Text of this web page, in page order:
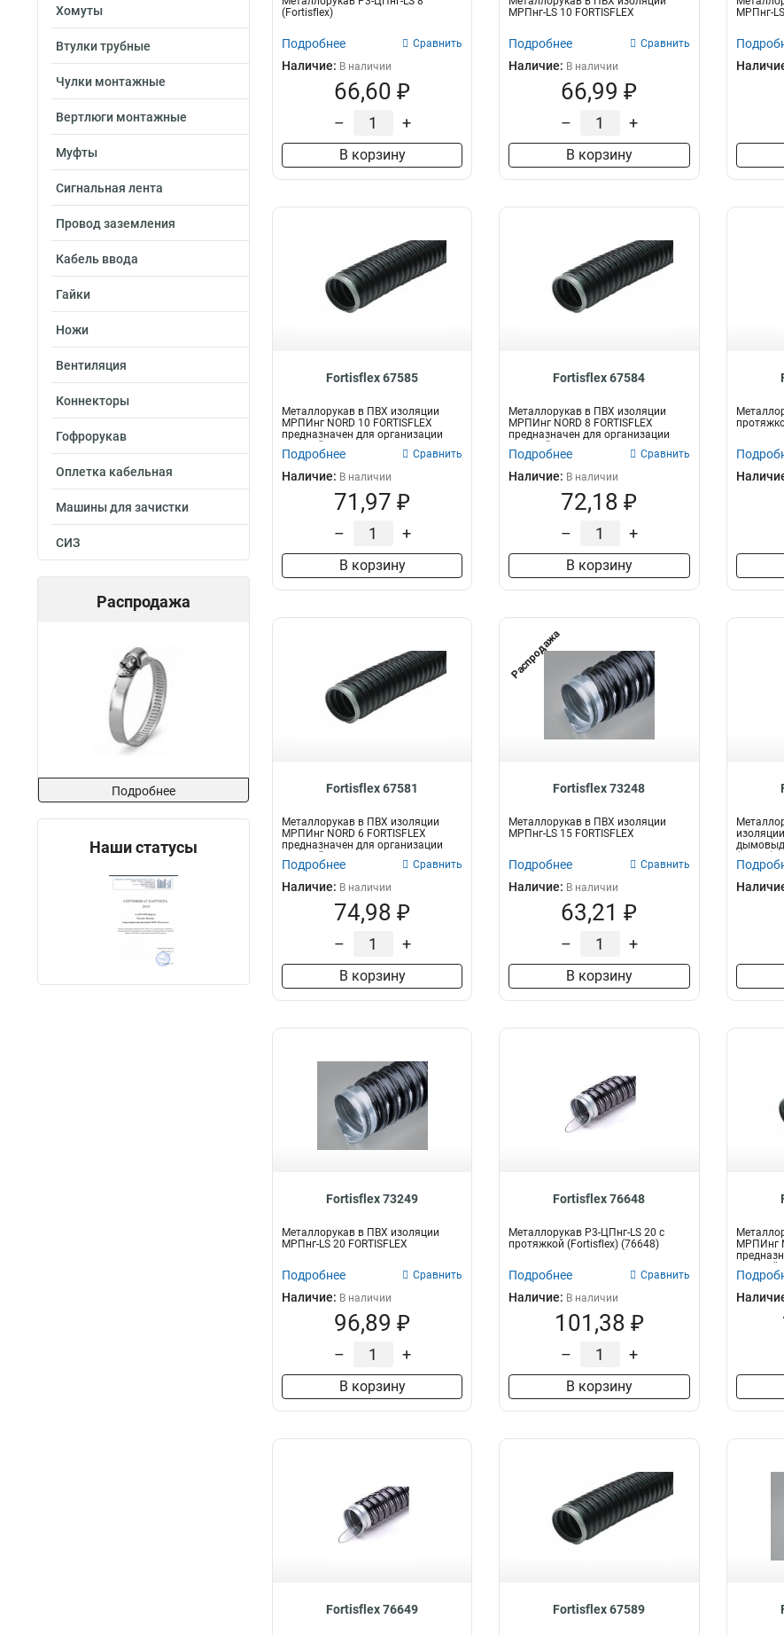
Хомуты
Втулки трубные
Чулки монтажные
Вертлюги монтажные
Муфты
Сигнальная лента
Провод заземления
Кабель ввода
Гайки
Ножи
Вентиляция
Коннекторы
Гофрорукав
Оплетка кабельная
Машины для зачистки
СИЗ
Распродажа
Подробнее
Наши статусы
(Fortisflex)
Подробнее Сравнить
Наличие: В наличии
66,60 ₽
– +
В корзину
МРПнг-LS 10 FORTISFLEX
Подробнее Сравнить
Наличие: В наличии
66,99 ₽
– +
В корзину
МРПнг-
Fortisflex 67585
Металлорукав в ПВХ изоляции
МРПИнг NORD 10 FORTISFLEX
предназначен для организации
скрытой и от...
Подробнее Сравнить
Наличие: В наличии
71,97 ₽
– +
В корзину
Fortisflex 67584
Металлорукав в ПВХ изоляции
МРПИнг NORD 8 FORTISFLEX
предназначен для организации
скрытой и отк...
Подробнее Сравнить
Наличие: В наличии
72,18 ₽
– +
В корзину
Fortisflex 67581
Металлорукав в ПВХ изоляции
МРПИнг NORD 6 FORTISFLEX
предназначен для организации
скрытой и отк...
Подробнее Сравнить
Наличие: В наличии
74,98 ₽
– +
В корзину
Распродажа
Fortisflex 73248
Металлорукав в ПВХ изоляции
МРПнг-LS 15 FORTISFLEX
Подробнее Сравнить
Наличие: В наличии
63,21 ₽
– +
В корзину
Fortisflex 73249
Металлорукав в ПВХ изоляции
МРПнг-LS 20 FORTISFLEX
Подробнее Сравнить
Наличие: В наличии
96,89 ₽
– +
В корзину
Fortisflex 76648
Металлорукав Р3-ЦПнг-LS 20 с
протяжкой (Fortisflex) (76648)
Подробнее Сравнить
Наличие: В наличии
101,38 ₽
– +
В корзину
МРПИнг
скрытой
Fortisflex 76649 Fortisflex 67589